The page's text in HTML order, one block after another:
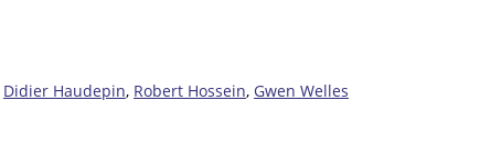
Didier Haudepin, Robert Hossein, Gwen Welles